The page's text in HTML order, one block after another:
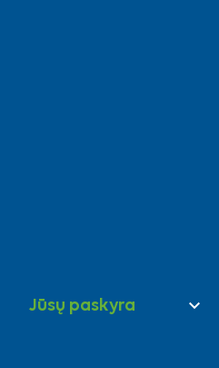
Jūsų paskyra 